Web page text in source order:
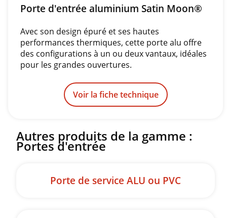
Porte d'entrée aluminium Satin Moon®
Avec son design épuré et ses hautes
performances thermiques, cette porte alu offre
des configurations à un ou deux vantaux, idéales
pour les grandes ouvertures.
Voir la fiche technique
Autres produits de la gamme :
Portes d'entrée
Porte de service ALU ou PVC